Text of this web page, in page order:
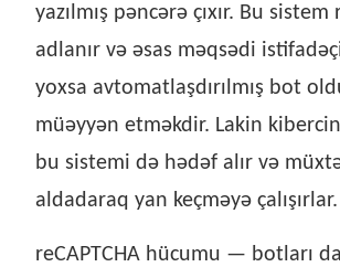
yazılmış pəncərə çıxır. Bu sistem
adlanır və əsas məqsədi
yoxsa avtomatlaşdırılmış bot
müəyyən etməkdir. Lakin
bu sistemi də hədəf alır və
aldadaraq yan keçməyə çalışırlar.
reCAPTCHA hücumu — botları